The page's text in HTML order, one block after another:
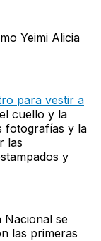
Yeimi Alicia
para vestir a
cuello y la
fotografías y la
las
y
Nacional se
las primeras